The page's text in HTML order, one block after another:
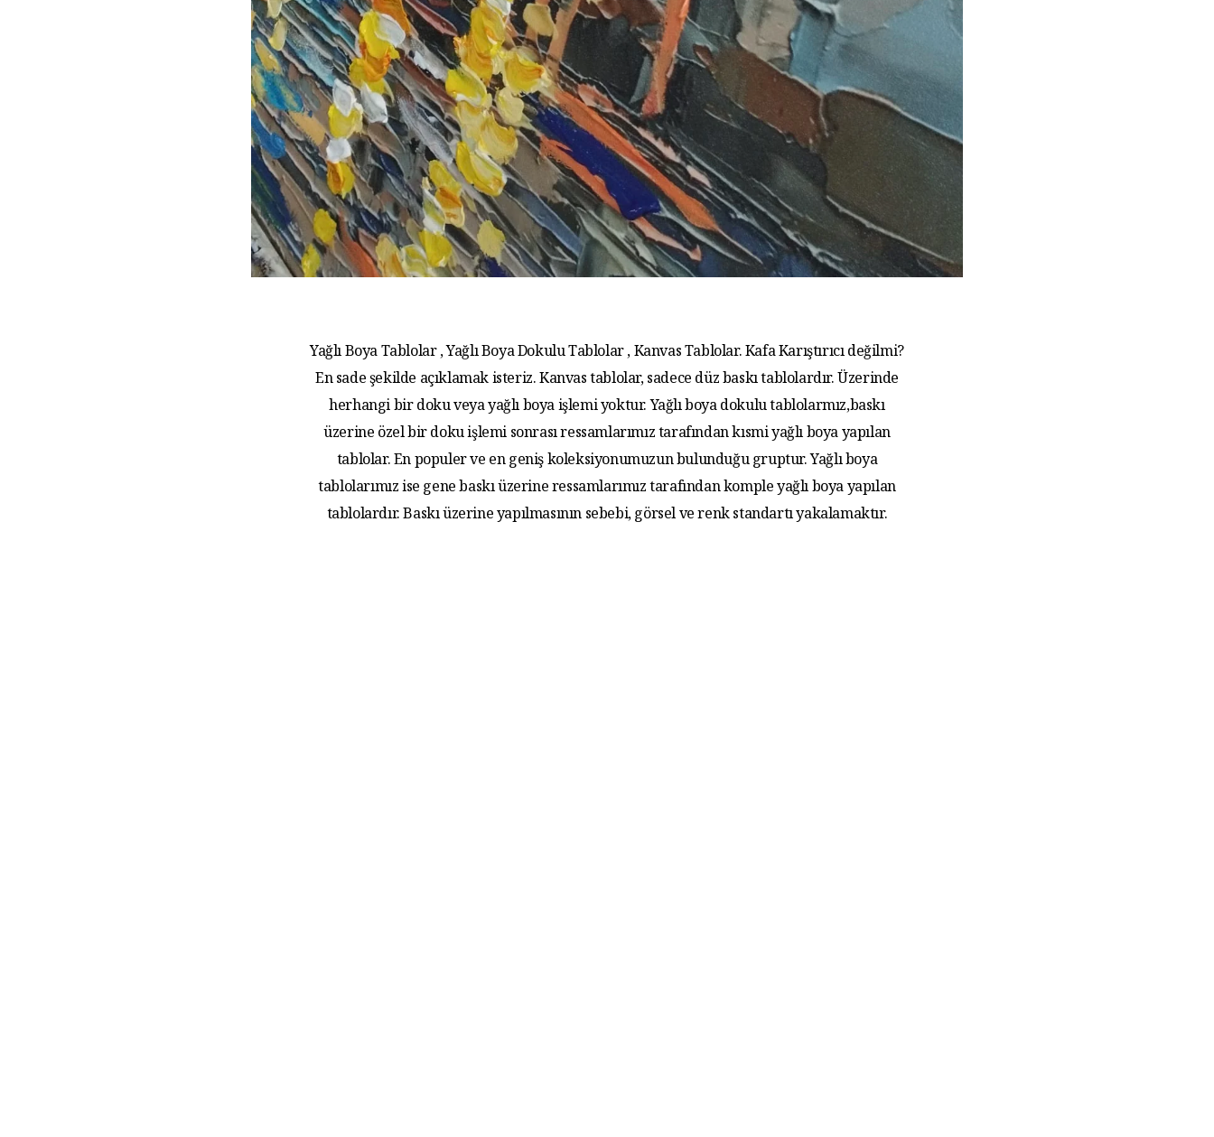
Yağlı Boya Tablolar , Yağlı Boya Dokulu Tablolar , Kanvas Tablolar. Kafa Karıştırıcı değilmi?
En sade şekilde açıklamak isteriz. Kanvas tablolar, sadece düz baskı tablolardır. Üzerinde
herhangi bir doku veya yağlı boya işlemi yoktur. Yağlı boya dokulu tablolarmız,baskı
üzerine özel bir doku işlemi sonrası ressamlarımız tarafından kısmi yağlı boya yapılan
tablolar. En populer ve en geniş koleksiyonumuzun bulunduğu gruptur. Yağlı boya
tablolarımız ise gene baskı üzerine ressamlarımız tarafından komple yağlı boya yapılan
tablolardır. Baskı üzerine yapılmasının sebebi, görsel ve renk standartı yakalamaktır.